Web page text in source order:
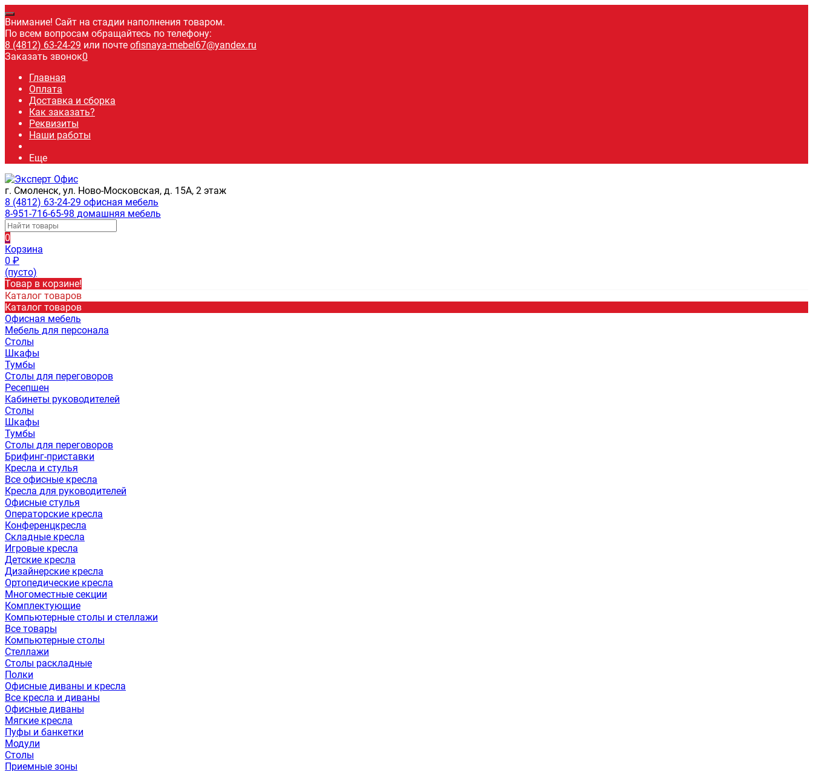
Внимание! Сайт на стадии наполнения товаром.
По всем вопросам обращайтесь по телефону:
8 (4812) 63-24-29 или почте ofisnaya-mebel67@yandex.ru
Заказать звонок0
Главная
Оплата
Доставка и сборка
Как заказать?
Реквизиты
Наши работы
Еще
г. Смоленск, ул. Ново-Московская, д. 15А, 2 этаж
8 (4812) 63-24-29 офисная мебель
8-951-716-65-98 домашняя мебель
0
Корзина
0 ₽
(пусто)
Товар в корзине!
Каталог товаров
Каталог товаров
Офисная мебель
Мебель для персонала
Столы
Шкафы
Тумбы
Столы для переговоров
Ресепшен
Кабинеты руководителей
Столы
Шкафы
Тумбы
Столы для переговоров
Брифинг-приставки
Кресла и стулья
Все офисные кресла
Кресла для руководителей
Офисные стулья
Операторские кресла
Конференцкресла
Складные кресла
Игровые кресла
Детские кресла
Дизайнерские кресла
Ортопедические кресла
Многоместные секции
Комплектующие
Компьютерные столы и стеллажи
Все товары
Компьютерные столы
Стеллажи
Столы раскладные
Полки
Офисные диваны и кресла
Все кресла и диваны
Офисные диваны
Мягкие кресла
Пуфы и банкетки
Модули
Столы
Приемные зоны